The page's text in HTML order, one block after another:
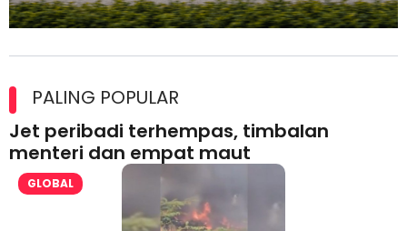
lesen separuh pertama 2026
PALING POPULAR
Jet peribadi terhempas, timbalan
menteri dan empat maut
GLOBAL